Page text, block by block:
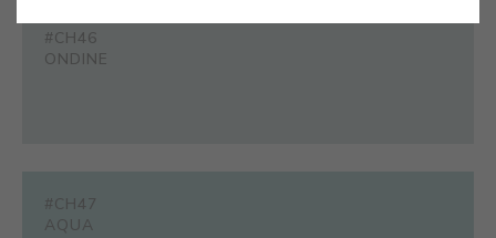
#CH46
ONDINE
#CH47
AQUA